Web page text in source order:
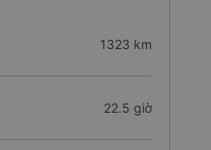
1323 km
22.5 giờ